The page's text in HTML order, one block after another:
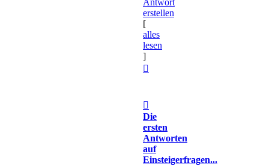
erstellen
[
alles
lesen
]
Die
ersten
Antworten
auf
Einsteigerfragen...